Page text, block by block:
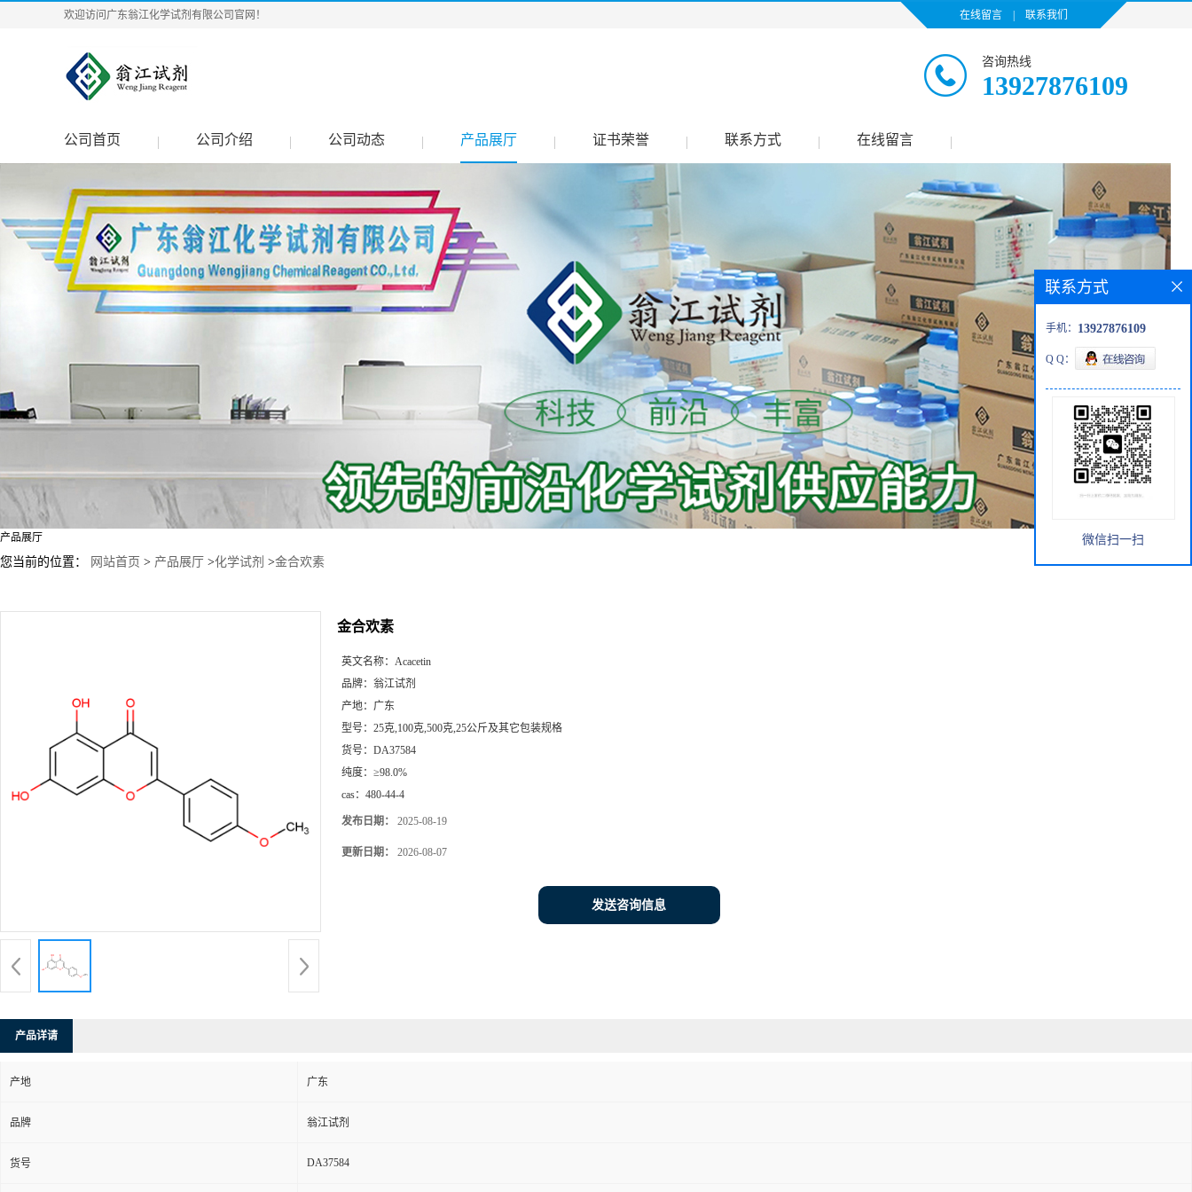
欢迎访问广东翁江化学试剂有限公司官网！ 在线留言 联系我们
咨询热线
13927876109
公司首页 公司介绍 公司动态 产品展厅 证书荣誉 联系方式 在线留言
产品展厅
您当前的位置： 网站首页 > 产品展厅 >化学试剂 >金合欢素
金合欢素
英文名称： Acacetin
品牌： 翁江试剂
产地： 广东
型号： 25克,100克,500克,25公斤及其它包装规格
货号： DA37584
纯度： ≥98.0%
cas： 480-44-4
发布日期： 2025-08-19
更新日期： 2026-08-07
发送咨询信息
产品详请
产地 广东
品牌 翁江试剂
货号 DA37584
联系方式
手机： 13927876109
Q Q：
微信扫一扫